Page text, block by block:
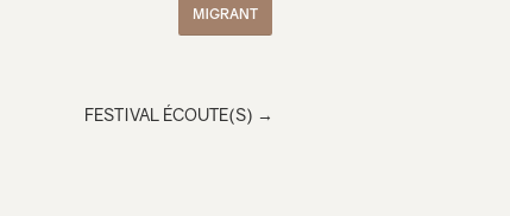
MIGRANT
FESTIVAL ÉCOUTE(S) →